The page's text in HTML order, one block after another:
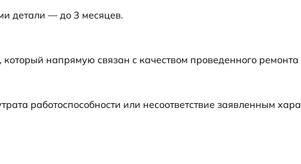
детали — до 3 месяцев.
напрямую связан с качеством проведенного
работоспособности или несоответствие заявленным